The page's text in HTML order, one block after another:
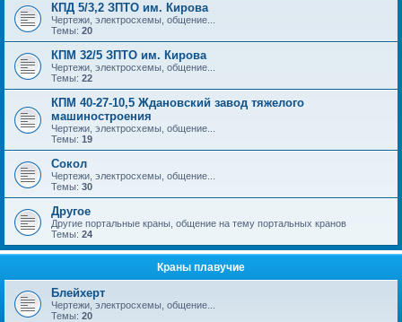
КПД 5/3,2 ЗПТО им. Кирова
Чертежи, электросхемы, общение...
Темы: 20
КПМ 32/5 ЗПТО им. Кирова
Чертежи, электросхемы, общение...
Темы: 22
КПМ 40-27-10,5 Ждановский завод тяжелого
машиностроения
Чертежи, электросхемы, общение...
Темы: 19
Сокол
Чертежи, электросхемы, общение...
Темы: 30
Другое
Другие портальные краны, общение на тему портальных кранов
Темы: 24
Краны плавучие
Блейхерт
Чертежи, электросхемы, общение...
Темы: 20